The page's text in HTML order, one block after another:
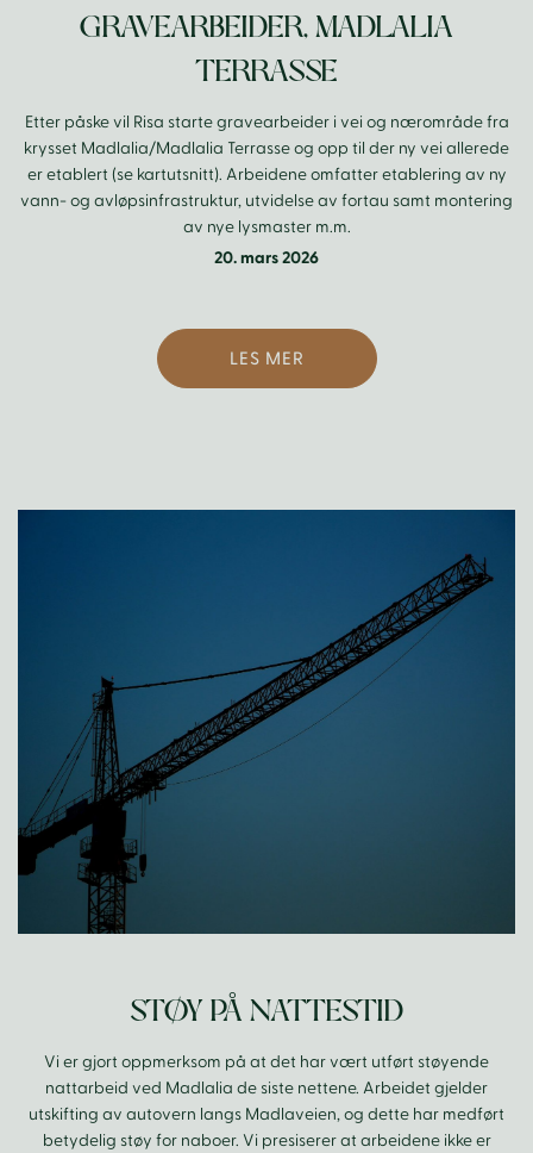
GRAVEARBEIDER, MADLALIA
TERRASSE
Etter påske vil Risa starte gravearbeider i vei og nærområde fra
krysset Madlalia/Madlalia Terrasse og opp til der ny vei allerede
er etablert (se kartutsnitt). Arbeidene omfatter etablering av ny
vann- og avløpsinfrastruktur, utvidelse av fortau samt montering
av nye lysmaster m.m.
20. mars 2026
LES MER
STØY PÅ NATTESTID
Vi er gjort oppmerksom på at det har vært utført støyende
nattarbeid ved Madlalia de siste nettene. Arbeidet gjelder
utskifting av autovern langs Madlaveien, og dette har medført
betydelig støy for naboer. Vi presiserer at arbeidene ikke er